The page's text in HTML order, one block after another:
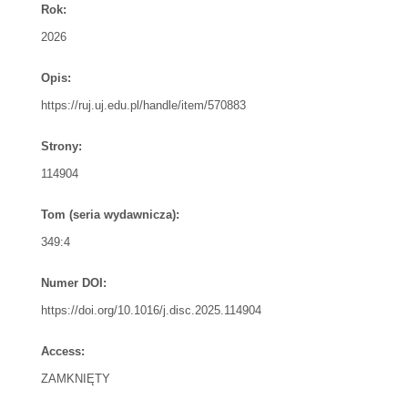
Rok:
2026
Opis:
https://ruj.uj.edu.pl/handle/item/570883
Strony:
114904
Tom (seria wydawnicza):
349:4
Numer DOI:
https://doi.org/10.1016/j.disc.2025.114904
Access:
ZAMKNIĘTY